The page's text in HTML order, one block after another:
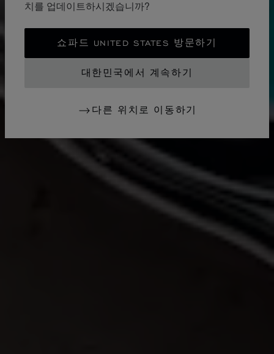
치를 업데이트하시겠습니까?
쇼파드 UNITED STATES 방문하기
대한민국에서 계속하기
다른 위치로 이동하기